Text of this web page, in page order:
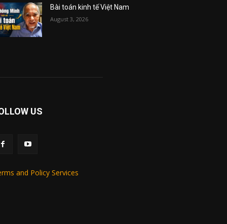
Bài toán kinh tế Việt Nam
August 3, 2026
US
and Policy Services